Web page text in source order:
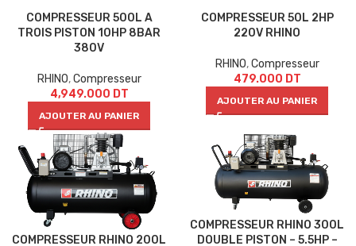
COMPRESSEUR 500L A
TROIS PISTON 10HP 8BAR
380V
RHINO,Compresseur
4,949.000 DT
AJOUTER AU PANIER
COMPRESSEUR 50L 2HP
220V RHINO
RHINO,Compresseur
479.000 DT
AJOUTER AU PANIER
COMPRESSEUR RHINO 200L
COMPRESSEUR RHINO 300L
DOUBLE PISTON – 5.5HP –